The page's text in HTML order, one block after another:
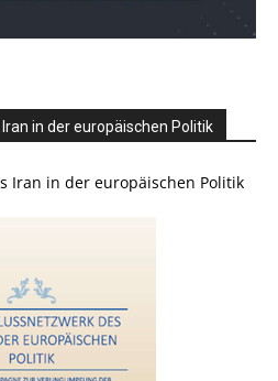
in der europäischen Politik
Iran in der europäischen Politik